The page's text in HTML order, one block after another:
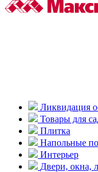
Ликвидация
Товары для
Плитка
Напольные
Интерьер
Двери, окна,